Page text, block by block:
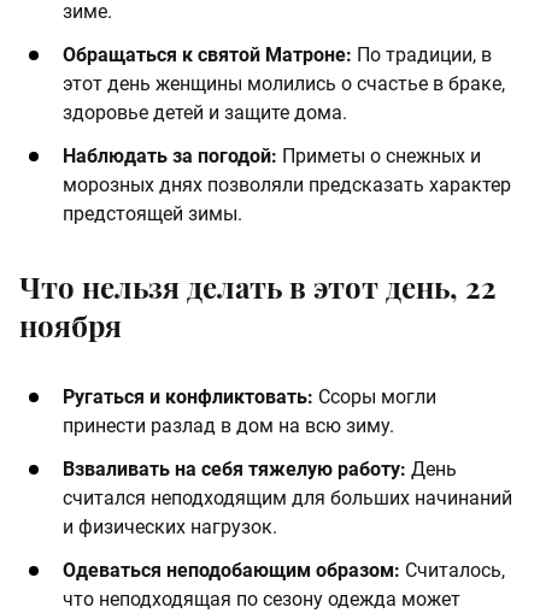
зиме.
Обращаться к святой Матроне: По традиции, в
этот день женщины молились о счастье в браке,
здоровье детей и защите дома.
Наблюдать за погодой: Приметы о снежных и
морозных днях позволяли предсказать характер
предстоящей зимы.
Что нельзя делать в этот день, 22
ноября
Ругаться и конфликтовать: Ссоры могли
принести разлад в дом на всю зиму.
Взваливать на себя тяжелую работу: День
считался неподходящим для больших начинаний
и физических нагрузок.
Одеваться неподобающим образом: Считалось,
что неподходящая по сезону одежда может